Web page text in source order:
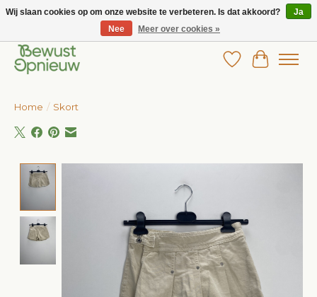
Wij bieden het grootste aanbod in betaalbare kinderkleding!
Verlanglijst
Home / Skort
Wij slaan cookies op om onze website te verbeteren. Is dat akkoord?
Ja
Nee
Meer over cookies »